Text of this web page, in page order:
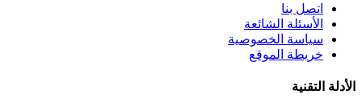
اتصل بنا
الأسئلة الشائعة
سياسة الخصوصية
خريطة الموقع
الأدلة التقنية